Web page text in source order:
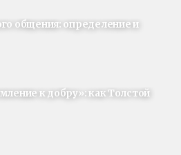
общения: определение и
к добру»: как Толстой